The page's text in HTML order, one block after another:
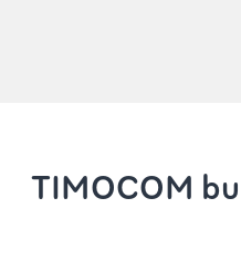
TIMOCOM